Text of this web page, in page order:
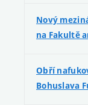
Nový
na Fakultě
Obří
Bohuslava